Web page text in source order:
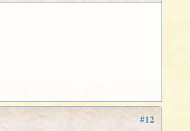
#12